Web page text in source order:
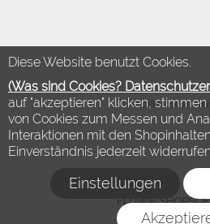
Diese Website benutzt Cookies.
(Was sind Cookies?
auf "akzeptieren" klicken,
von Cookies zum Messen und
Interaktionen mit den
Einverständnis jederzeit
Einstellungen
©2018 Modewelt
FLOW®